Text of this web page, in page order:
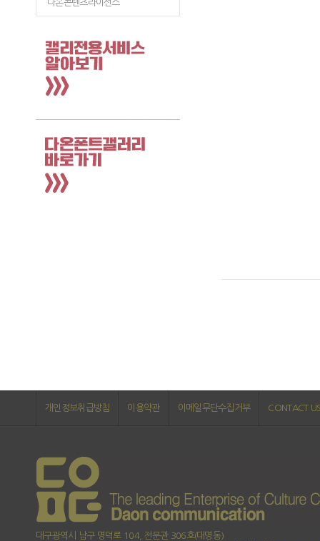
다온콘텐츠라이선스
개인정보취급방침 이용약관 이메일무단수집거부 CONTACT
대구광역시 남구 명덕로 104, 전문관 306호(대명동)